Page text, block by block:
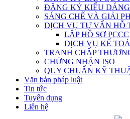
ĐĂNG KÝ KIỂU DÁNG
SÁNG CHẾ VÀ GIẢI
DỊCH VỤ TƯ VẤN HỖ
LẬP HỒ SƠ PCCC
DỊCH VỤ KẾ
TRANH CHẤP
CHỨNG NHẬN ISO
QUY CHUẨN KỸ
Văn bản pháp luật
Tin tức
Tuyển dụng
Liên hệ